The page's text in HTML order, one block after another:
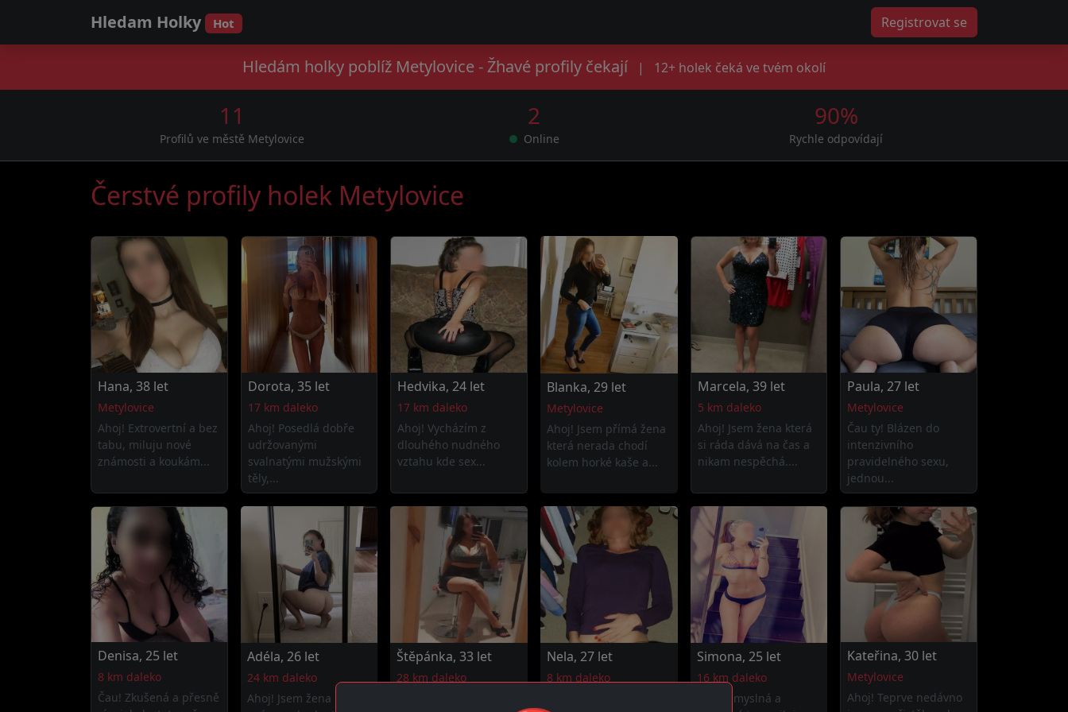
Hledam Holky Hot Registrovat se
Hledám holky poblíž Metylovice - Žhavé profily čekají | 12+ holek čeká ve tvém okolí
11
Profilů ve městě Metylovice
2
Online
90%
Rychle odpovídají
Čerstvé profily holek Metylovice
Hana, 38 let
Metylovice
Ahoj! Extrovertní a bez
tabu, miluju nové
známosti a koukám...
Dorota, 35 let
17 km daleko
Ahoj! Posedlá dobře
udržovanými
svalnatými mužskými
těly,...
Hedvika, 24 let
17 km daleko
Ahoj! Vycházím z
dlouhého nudného
vztahu kde sex...
Blanka, 29 let
Metylovice
Ahoj! Jsem přímá žena
která nerada chodí
kolem horké kaše a...
Marcela, 39 let
5 km daleko
Ahoj! Jsem žena která
si ráda dává na čas a
nikam nespěchá....
Paula, 27 let
Metylovice
Čau ty! Blázen do
intenzivního
pravidelného sexu,
jednou...
Denisa, 25 let
8 km daleko
Čau! Zkušená a přesně
Adéla, 26 let
24 km daleko
Ahoj! Jsem žena která
Štěpánka, 33 let
28 km daleko
Nela, 27 let
8 km daleko
Simona, 25 let
16 km daleko
Ahoj! Smyslná a
Kateřina, 30 let
Metylovice
Ahoj! Teprve nedávno